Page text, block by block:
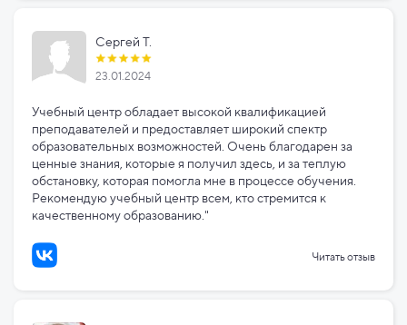
Сергей Т.
23.01.2024
Учебный центр обладает высокой квалификацией
преподавателей и предоставляет широкий спектр
образовательных возможностей. Очень благодарен за
ценные знания, которые я получил здесь, и за теплую
обстановку, которая помогла мне в процессе обучения.
Рекомендую учебный центр всем, кто стремится к
качественному образованию."
Читать отзыв